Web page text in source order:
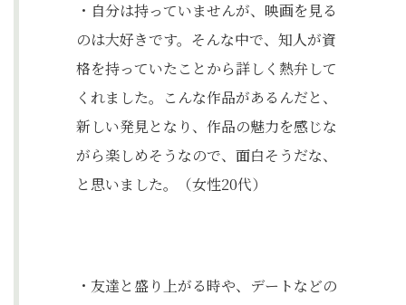
・自分は持っていませんが、映画を見る
のは大好きです。そんな中で、知人が資
格を持っていたことから詳しく熱弁して
くれました。こんな作品があるんだと、
新しい発見となり、作品の魅力を感じな
がら楽しめそうなので、面白そうだな、
と思いました。（女性20代）
・友達と盛り上がる時や、デートなどの